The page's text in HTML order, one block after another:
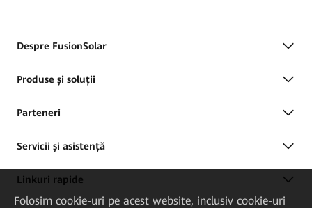
Despre FusionSolar
Produse și soluții
Parteneri
Servicii și asistență
Linkuri rapide
Folosim cookie-uri pe acest website, inclusiv cookie-uri